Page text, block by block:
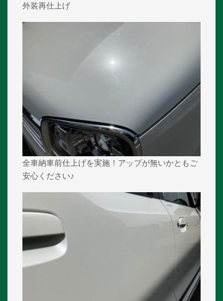
外装再仕上げ
全車納車前仕上げを実施！アップが無いかともご
安心ください♪